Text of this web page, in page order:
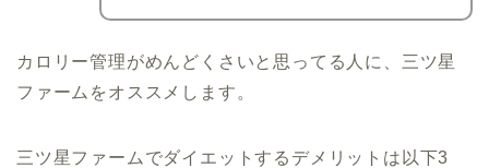
カロリー管理がめんどくさいと思ってる人に、三ツ星
ファームをオススメします。
三ツ星ファームでダイエットするデメリットは以下3